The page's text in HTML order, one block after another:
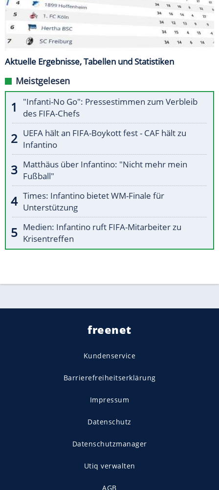
Aktuelle Ergebnisse, Tabellen und Statistiken
Meistgelesen
"Infanti-No Go": Pressestimmen zum Verbleib
des FIFA-Chefs
UEFA hält an FIFA-Boykott fest - CAF hält zu
Infantino
Matthäus über Infantino: "Nicht mehr mein
Fußball"
Times: Infantino bietet WM-Finale für
Unterstützung
Medien: Infantino ruft FIFA-Mitarbeiter zu
Krisentreffen
freenet
Kundenservice
Barrierefreiheitserklärung
Impressum
Datenschutz
Datenschutzmanager
Utiq verwalten
AGB